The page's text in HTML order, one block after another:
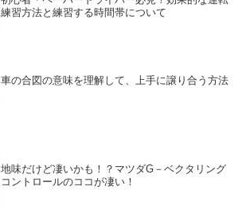
練習方法と練習する時間帯について
車の合図の意味を理解して、上手に譲り合う方法
地味だけど凄いかも！？マツダG－ベクタリング
コントロールのココが凄い！